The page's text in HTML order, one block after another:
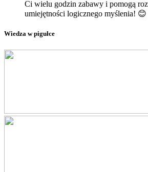
Ci wielu godzin zabawy i pomogą
umiejętności logicznego myślenia! 😊
Wiedza w pigułce